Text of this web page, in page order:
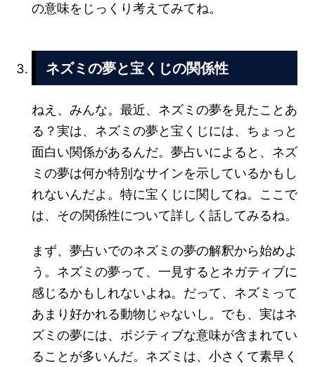
の意味をじっくり考えてみてね。
ネズミの夢と宝くじの関係性
ねえ、みんな。最近、ネズミの夢を見たことあ
る？実は、ネズミの夢と宝くじには、ちょっと
面白い関係があるんだ。夢占いによると、ネズ
ミの夢は何か特別なサインを示しているかもし
れないんだよ。特に宝くじに関してね。ここで
は、その関係性について詳しく話してみるね。
まず、夢占いでのネズミの夢の解釈から始めよ
う。ネズミの夢って、一見するとネガティブに
感じるかもしれないよね。だって、ネズミって
あまり好かれる動物じゃないし。でも、実はネ
ズミの夢には、ポジティブな意味が含まれてい
ることが多いんだ。ネズミは、小さくて素早く